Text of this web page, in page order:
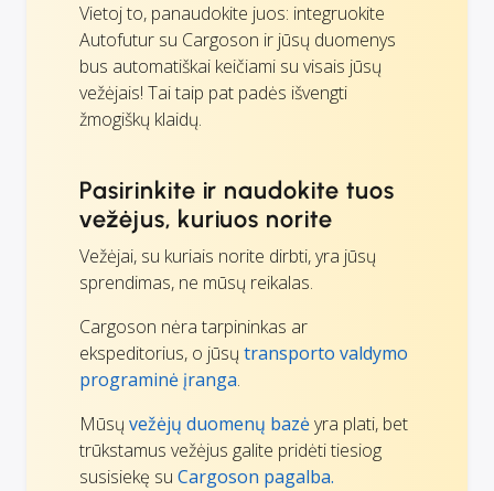
Vietoj to, panaudokite juos: integruokite
Autofutur su Cargoson ir jūsų duomenys
bus automatiškai keičiami su visais jūsų
vežėjais! Tai taip pat padės išvengti
žmogiškų klaidų.
Pasirinkite ir naudokite tuos
vežėjus, kuriuos norite
Vežėjai, su kuriais norite dirbti, yra jūsų
sprendimas, ne mūsų reikalas.
Cargoson nėra tarpininkas ar
ekspeditorius, o jūsų transporto valdymo
programinė įranga.
Mūsų vežėjų duomenų bazėyra plati, bet
trūkstamus vežėjus galite pridėti tiesiog
susisiekę su Cargoson pagalba.